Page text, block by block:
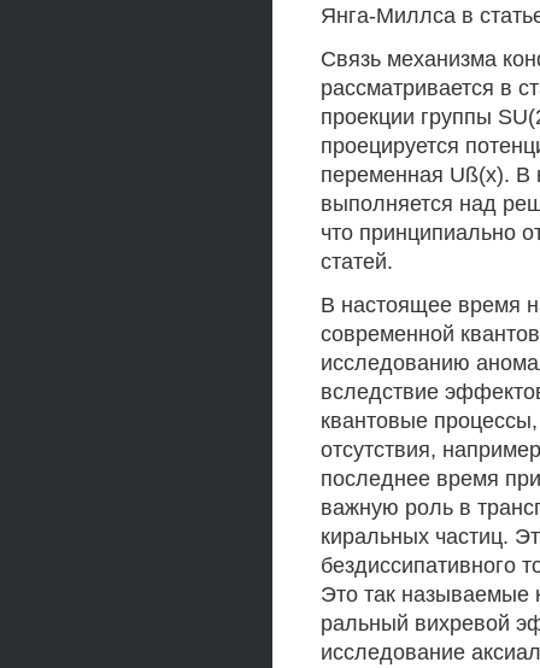
Янга-Миллса в
Связь механизма
рассматривается в
проекции группы
проецируется
переменная Uß(x). В
выполняется над
что принципиально
статей.
В настоящее время
современной
исследованию
вследствие
квантовые
отсутствия,
последнее время
важную роль в
киральных частиц.
бездиссипативного
Это так называемые
ральный вихревой
исследование